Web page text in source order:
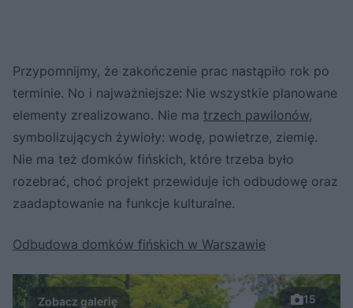
Przypomnijmy, że zakończenie prac nastąpiło rok po
terminie. No i najważniejsze: Nie wszystkie planowane
elementy zrealizowano. Nie ma trzech pawilonów,
symbolizujących żywioły: wodę, powietrze, ziemię.
Nie ma też domków fińskich, które trzeba było
rozebrać, choć projekt przewiduje ich odbudowę oraz
zaadaptowanie na funkcje kulturalne.
Odbudowa domków fińskich w Warszawie
15